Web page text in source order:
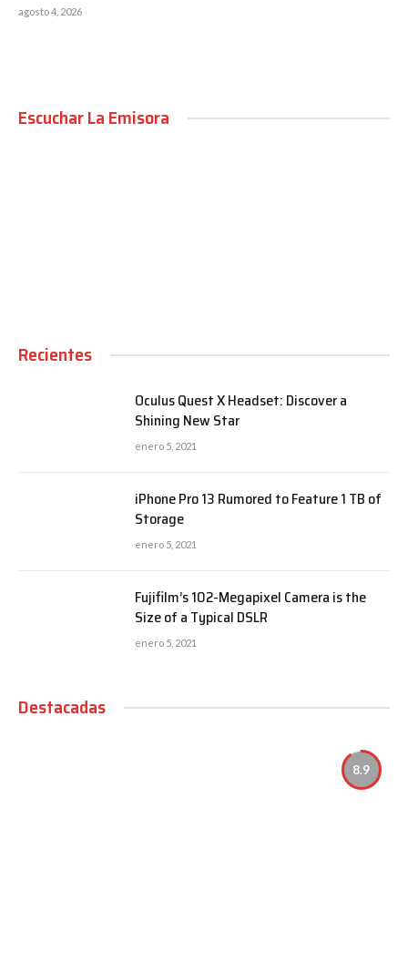
agosto 4, 2026
Escuchar La Emisora
Recientes
Oculus Quest X Headset: Discover a
Shining New Star
enero 5, 2021
iPhone Pro 13 Rumored to Feature 1 TB of
Storage
enero 5, 2021
Fujifilm’s 102-Megapixel Camera is the
Size of a Typical DSLR
enero 5, 2021
Destacadas
8.9